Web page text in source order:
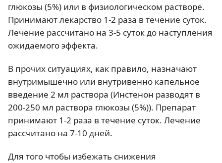
глюкозы (5%) или в физиологическом растворе.
Принимают лекарство 1-2 раза в течение суток.
Лечение рассчитано на 3-5 суток до наступления
ожидаемого эффекта.
В прочих ситуациях, как правило, назначают
внутримышечно или внутривенно капельное
введение 2 мл раствора (Инстенон разводят в
200-250 мл раствора глюкозы (5%)). Препарат
принимают 1-2 раза в течение суток. Лечение
рассчитано на 7-10 дней.
Для того чтобы избежать снижения